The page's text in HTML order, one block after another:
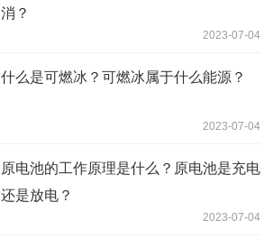
消？
2023-07-04
什么是可燃冰？可燃冰属于什么能源？
2023-07-04
原电池的工作原理是什么？原电池是充电
还是放电？
2023-07-04